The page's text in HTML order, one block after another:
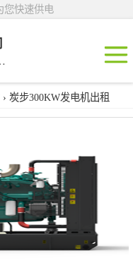
您快速供电
的租赁产品
› 炭步300KW发电机出租